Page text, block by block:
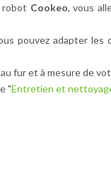
robot Cookeo, vous
pouvez adapter
fur et à mesure de
"Entretien et